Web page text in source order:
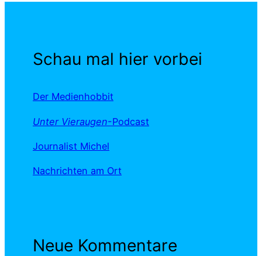
Schau mal hier vorbei
Der Medienhobbit
Unter Vieraugen-Podcast
Journalist Michel
Nachrichten am Ort
Neue Kommentare